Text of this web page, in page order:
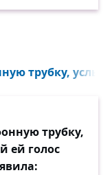
трубку,
трубку,
ей голос